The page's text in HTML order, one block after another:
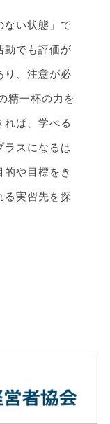
ない状態」で
動でも評価が
り、注意が必
精一杯の力を
れば、学べる
ラスになるは
や目標をき
る実習先を探